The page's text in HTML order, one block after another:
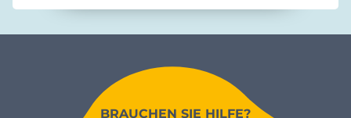
BRAUCHEN SIE HILFE?